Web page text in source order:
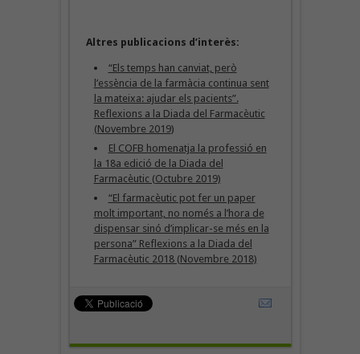
Altres publicacions d’interès:
“Els temps han canviat, però
l’essència de la farmàcia continua sent
la mateixa: ajudar els pacients”.
Reflexions a la Diada del Farmacèutic
(Novembre 2019)
El COFB homenatja la professió en
la 18a edició de la Diada del
Farmacèutic (Octubre 2019)
“El farmacèutic pot fer un paper
molt important, no només a l’hora de
dispensar sinó d’implicar-se més en la
persona” Reflexions a la Diada del
Farmacèutic 2018 (Novembre 2018)